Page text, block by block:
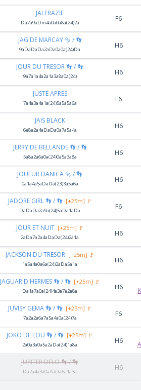
JALFRAZIE
Da7a9aDm4a0a0a8a(24)2a F6
JAG DE MARCAY 🔩 / 👣
9aDaDaDa2aDa0a0a(24)Da H6
JOUR DU TRESOR 👣 / 👣
9a7a1a4a2a1a3a8a0a(24) H6
JUSTE APRES
7a4a3a4a1a(24)5a5a5a6a F6
JAIS BLACK
6a8a2a4aDaDa0a7a5a4a H6
JERRY DE BELLANDE 👣 / 👣
5a8a2a6a0a(24)0a5a3a8a H6
JOUEUR DANICA 🔩 / 👣
0a1a4a5aDaDa(23)3a5a6a H6
JADORE GIRL 👣 / 👣 [+25m] 🚩
DaDaDa2a9a(24)5aDa1aDa F6
JOUR ET NUIT [+25m] 🚩
2aDa7a2a4aDaDa(24)2a1a H6
JACKSON DU TRESOR [+25m] 🚩
1a5a4a0a6a(24)2aDa5a1a H6
JAGUAR D'HERMES 👣 / 👣 [+25m] 🚩
Da1a7a0a(24)4a3a7a2a8a H6
JUVISY GEMA 👣 / 👣 [+25m] 🚩
7a2a2a6a7a5a4a0a(24)7a F6
JOKO DE LOU 👣 / 👣 [+25m] 🚩
2a0a3a0a5a2aDa(24)1a8a H6
JUPITER DELO 👣 / 👣
Da2a4a3a0aAaDa6a1a3a H6